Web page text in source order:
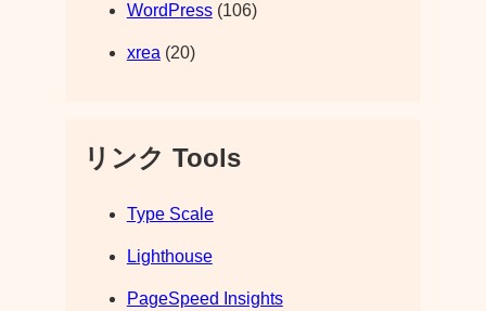
WordPress(106)
xrea (20)
リンク Tools
Type Scale
Lighthouse
PageSpeed Insights